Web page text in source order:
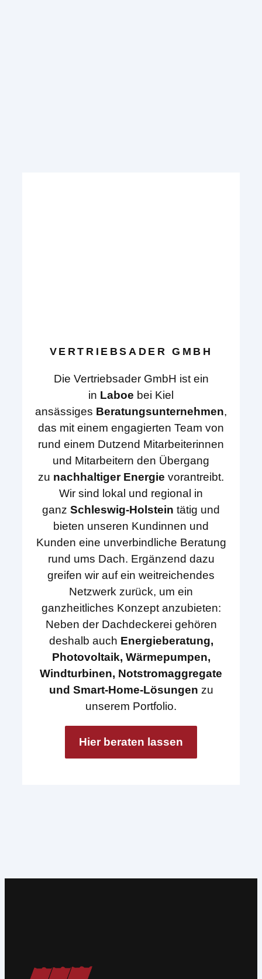
VERTRIEBSADER GMBH
Die Vertriebsader GmbH ist ein
in Laboe bei Kiel
ansässiges Beratungsunternehmen,
das mit einem engagierten Team von
rund einem Dutzend Mitarbeiterinnen
und Mitarbeitern den Übergang
zu nachhaltiger Energie vorantreibt.
Wir sind lokal und regional in
ganz Schleswig-Holstein tätig und
bieten unseren Kundinnen und
Kunden eine unverbindliche Beratung
rund ums Dach. Ergänzend dazu
greifen wir auf ein weitreichendes
Netzwerk zurück, um ein
ganzheitliches Konzept anzubieten:
Neben der Dachdeckerei gehören
deshalb auch Energieberatung,
Photovoltaik, Wärmepumpen,
Windturbinen, Notstromaggregate
und Smart-Home-Lösungen zu
unserem Portfolio.
Hier beraten lassen